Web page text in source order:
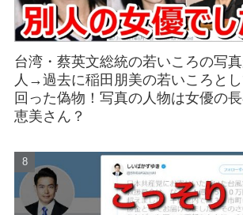
台湾・蔡英文総統の若いころの写
人→過去に稲田朋美の若いころと
回った偽物！写真の人物は女優の長
恵美さん？